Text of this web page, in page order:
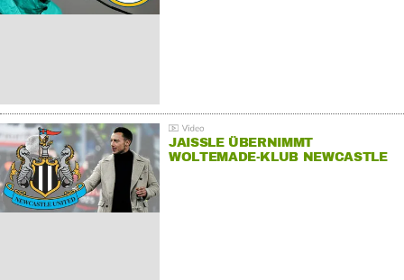
JAISSLE ÜBERNIMMT
WOLTEMADE-KLUB NEWCASTLE